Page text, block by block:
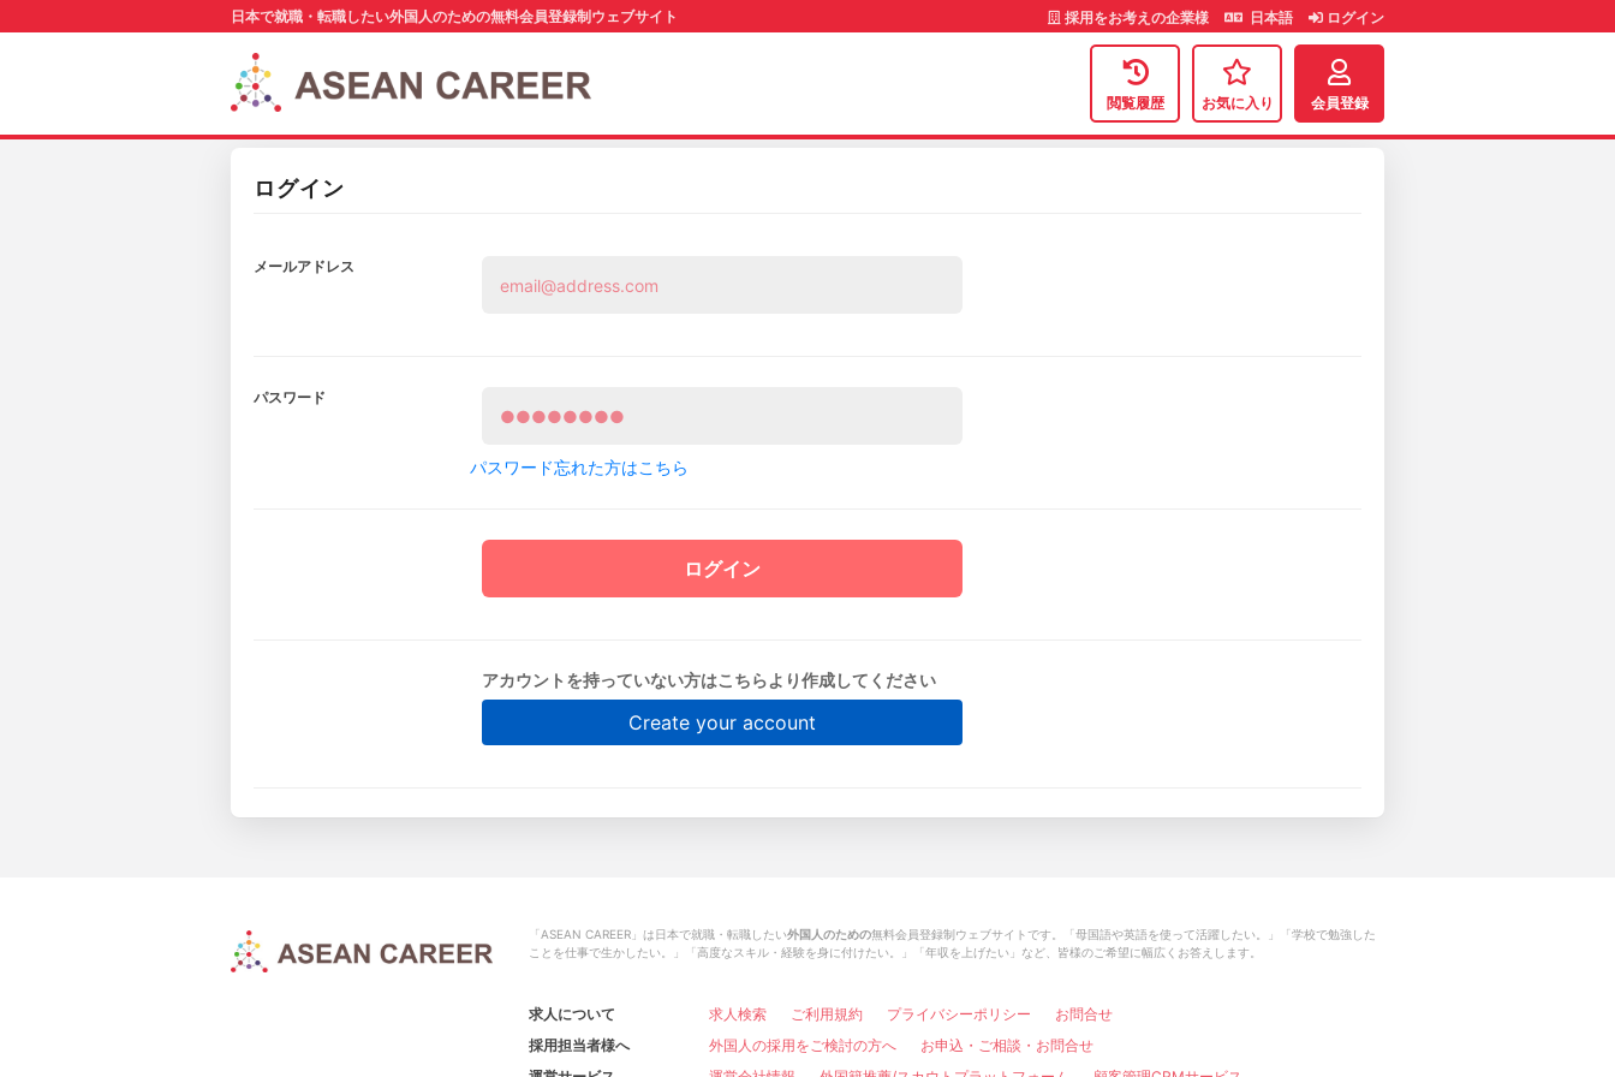
採用をお考えの企業様 日本語 ログイン
日本で就職・転職したい外国人のための無料会員登録制ウェブサイト
閲覧履歴 お気に入り 会員登録
ログイン
メールアドレス
パスワード
パスワード忘れた方はこちら
アカウントを持っていない方はこちらより作成してください
Create your account
「ASEAN CAREER」は日本で就職・転職したい外国人のための無料会員登録制ウェブサイトです。「母国語や英語を使って活躍したい。」「学校で勉強した
ことを仕事で生かしたい。」「高度なスキル・経験を身に付けたい。」「年収を上げたい」など、皆様のご希望に幅広くお答えします。
求人について 求人検索 ご利用規約 プライバシーポリシー
お問合せ
採用担当者様へ
外国人の採用をご検討の方へ
お申込・ご相談・お問合せ